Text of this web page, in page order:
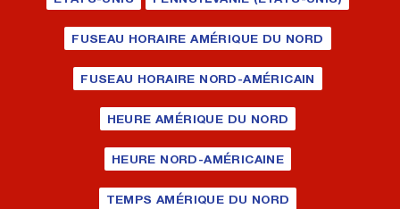
FUSEAU HORAIRE AMÉRIQUE DU NORD
FUSEAU HORAIRE NORD-AMÉRICAIN
HEURE AMÉRIQUE DU NORD
HEURE NORD-AMÉRICAINE
TEMPS AMÉRIQUE DU NORD